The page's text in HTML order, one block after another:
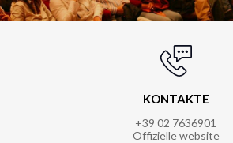
KONTAKTE
+39 02 7636901
Offizielle website